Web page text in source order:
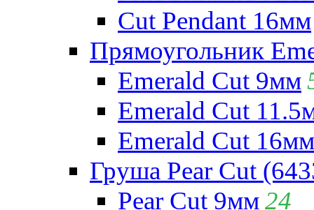
Cut Pendant 16мм
Прямоугольник
Emerald Cut 9мм
Emerald Cut
Emerald Cut 16мм
Груша Pear Cut
Pear Cut 9мм24